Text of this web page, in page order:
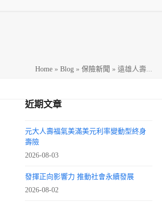
Home » Blog » 保險新聞 » 遠雄人壽...
近期文章
元大人壽福氣美滿美元利率變動型終身
壽險
2026-08-03
發揮正向影響力 推動社會永續發展
2026-08-02